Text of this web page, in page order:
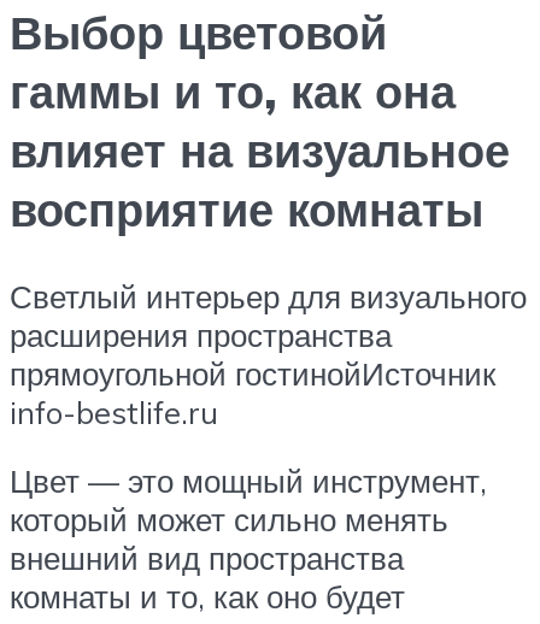
Выбор цветовой
гаммы и то, как она
влияет на визуальное
восприятие комнаты
Светлый интерьер для визуального
расширения пространства
прямоугольной гостинойИсточник
info-bestlife.ru
Цвет — это мощный инструмент,
который может сильно менять
внешний вид пространства
комнаты и то, как оно будет